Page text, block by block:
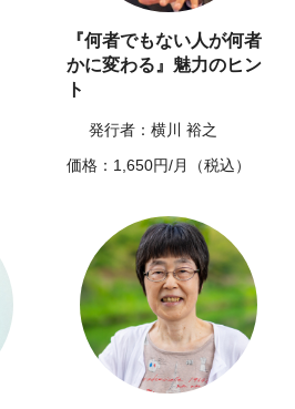
『何者でもない人が何者
かに変わる』魅力のヒン
ト
発行者：横川 裕之
価格：1,650円/月（税込）